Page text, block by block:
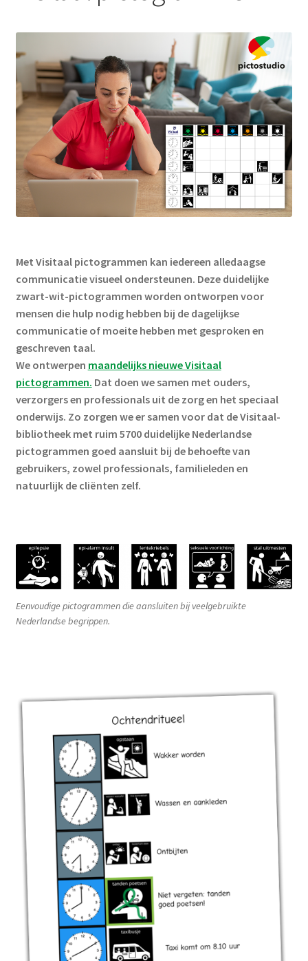
Pictogrammen
Werken met pictogrammen
Actueel
Met Visitaal pictogrammen kan iedereen alledaagse
communicatie visueel ondersteunen. Deze duidelijke
zwart-wit-pictogrammen worden ontworpen voor
mensen die hulp nodig hebben bij de dagelijkse
communicatie of moeite hebben met gesproken en
geschreven taal.
We ontwerpen maandelijks nieuwe Visitaal
pictogrammen. Dat doen we samen met ouders,
verzorgers en professionals uit de zorg en het speciaal
onderwijs. Zo zorgen we er samen voor dat de Visitaal-
bibliotheek met ruim 5700 duidelijke Nederlandse
pictogrammen goed aansluit bij de behoefte van
gebruikers, zowel professionals, familieleden en
natuurlijk de cliënten zelf.
Eenvoudige pictogrammen die aansluiten bij veelgebruikte
Nederlandse begrippen.